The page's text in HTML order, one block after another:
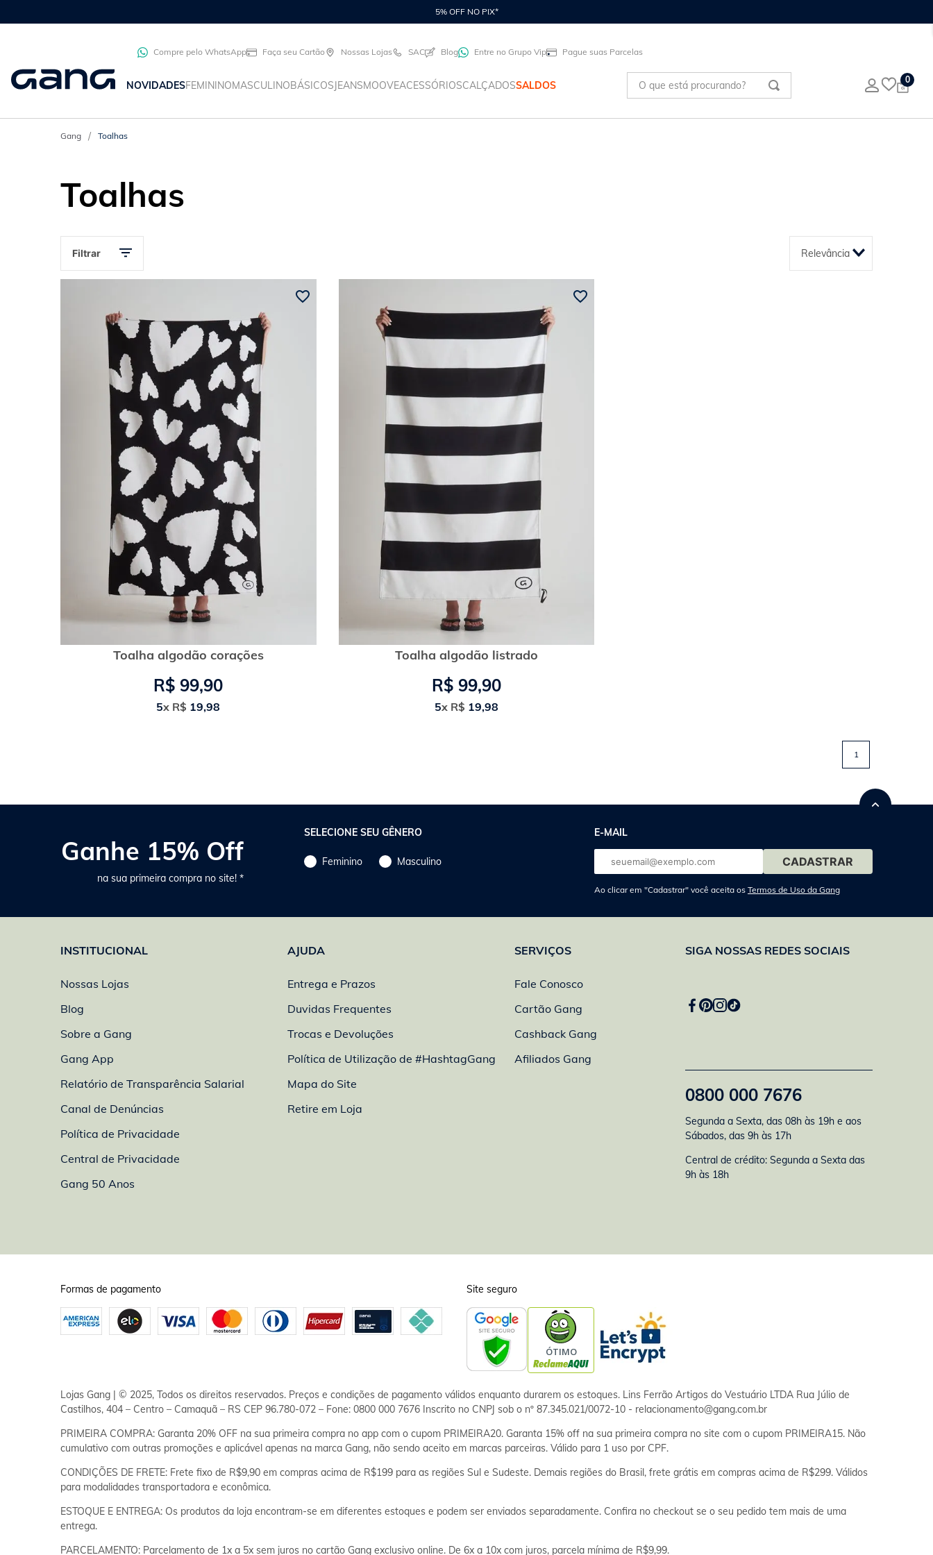
5% OFF NO PIX*
Compre pelo WhatsApp Faça seu Cartão Nossas Lojas SAC Blog Entre no Grupo Vip Pague suas Parcelas
NOVIDADESFEMININOMASCULINOBÁSICOSJEANSMOOVEACESSÓRIOSCALÇADOSSALDOS
O que está procurando? 0
Toalhas
Toalhas
Filtrar Relevância
Acessórios
Categoria
Feminino
Masculino
TAMANHO
Padronagem
Faixas de preço
R$ 99,00 R$ 100,00
Toalha algodão corações
R$ 99,90
5x R$ 19,98
Toalha algodão listrado
R$ 99,90
5x R$ 19,98
1
Ganhe 15% Off
na sua primeira compra no site! *
SELECIONE SEU GÊNERO
Feminino Masculino
E-MAIL
E-
mail
Ao clicar em "Cadastrar" você aceita os Termos de Uso da Gang
INSTITUCIONAL
Nossas Lojas
Blog
Sobre a Gang
Gang App
Relatório de Transparência Salarial
Canal de Denúncias
Política de Privacidade
Central de Privacidade
Gang 50 Anos
AJUDA
Entrega e Prazos
Duvidas Frequentes
Trocas e Devoluções
Política de Utilização de #HashtagGang
Mapa do Site
Retire em Loja
SERVIÇOS
Fale Conosco
Cartão Gang
Cashback Gang
Afiliados Gang
SIGA NOSSAS REDES SOCIAIS
0800 000 7676
Segunda a Sexta, das 08h às 19h e aos
Sábados, das 9h às 17h
Central de crédito: Segunda a Sexta das
9h às 18h
Formas de pagamento Site seguro
Lojas Gang | © 2025, Todos os direitos reservados. Preços e condições de pagamento válidos enquanto durarem os estoques. Lins Ferrão Artigos do Vestuário LTDA Rua Júlio de
Castilhos, 404 – Centro – Camaquã – RS CEP 96.780-072 – Fone: 0800 000 7676 Inscrito no CNPJ sob o nº 87.345.021/0072-10 - relacionamento@gang.com.br
PRIMEIRA COMPRA: Garanta 20% OFF na sua primeira compra no app com o cupom PRIMEIRA20. Garanta 15% off na sua primeira compra no site com o cupom PRIMEIRA15. Não
cumulativo com outras promoções e aplicável apenas na marca Gang, não sendo aceito em marcas parceiras. Válido para 1 uso por CPF.
CONDIÇÕES DE FRETE: Frete fixo de R$9,90 em compras acima de R$199 para as regiões Sul e Sudeste. Demais regiões do Brasil, frete grátis em compras acima de R$299. Válidos
para modalidades transportadora e econômica.
ESTOQUE E ENTREGA: Os produtos da loja encontram-se em diferentes estoques e podem ser enviados separadamente. Confira no checkout se o seu pedido tem mais de uma
entrega.
PARCELAMENTO: Parcelamento de 1x a 5x sem juros no cartão Gang exclusivo online. De 6x a 10x com juros, parcela mínima de R$9,99.